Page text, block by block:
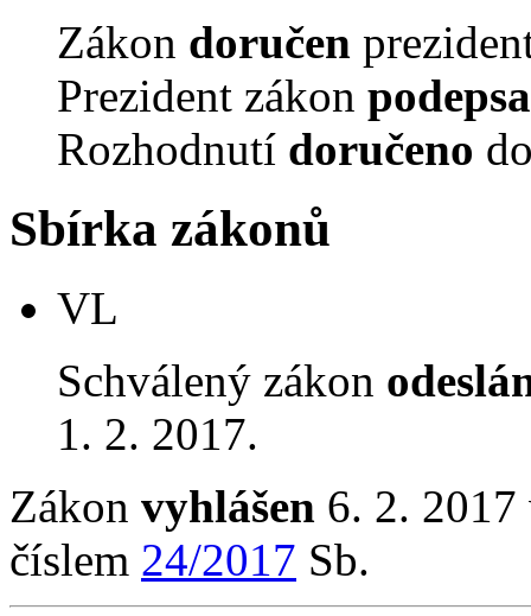
Zákon doručen
Prezident zákon
Rozhodnutí doručeno
Sbírka zákonů
VL
Schválený zákon
1. 2. 2017.
Zákon vyhlášen 6. 2. 2017
číslem 24/2017 Sb.